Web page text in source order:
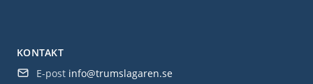
KONTAKT
E-post info@trumslagaren.se